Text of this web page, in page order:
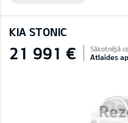
KIA STONIC
21 991 € Sākotnējā
Atlaides